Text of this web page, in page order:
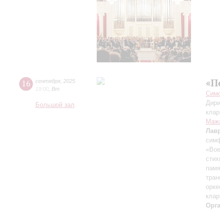
16 сентября 2025
19:00 Вт
Большой зал